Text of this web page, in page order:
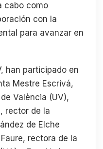
cabo como
con la
para avanzar en
han participado en
Mestre Escrivá,
València (UV),
rector de la
de Elche
rectora de la